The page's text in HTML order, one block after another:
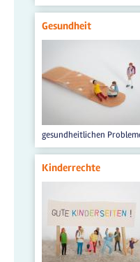
Gesundheit
gesundheitlichen
Kinderrechte